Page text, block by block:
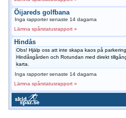
Öijareds golfbana
Inga rapporter senaste 14 dagarna
Lämna spårstatusrapport »
Hindås
Obs! Hjälp oss att inte skapa kaos på
Hindåsgården och Rotundan med direkt
karta.
Inga rapporter senaste 14 dagarna
Lämna spårstatusrapport »